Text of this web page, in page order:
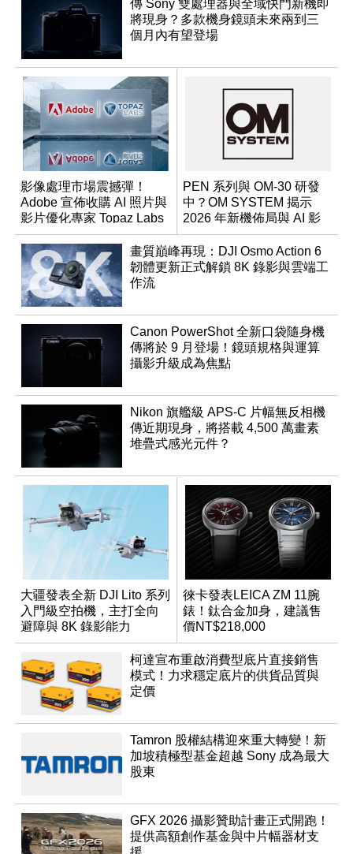
傳 Sony 雙處理器與全域快門新機即
將現身？多款機身鏡頭未來兩到三
個月內有望登場
影像處理市場震撼彈！
Adobe 宣佈收購 AI 照片與
影片優化專家 Topaz Labs
PEN 系列與 OM-30 研發
中？OM SYSTEM 揭示
2026 年新機佈局與 AI 影
像藍圖
畫質巔峰再現：DJI Osmo Action 6
韌體更新正式解鎖 8K 錄影與雲端工
作流
Canon PowerShot 全新口袋隨身機
傳將於 9 月登場！鏡頭規格與運算
攝影升級成為焦點
Nikon 旗艦級 APS-C 片幅無反相機
傳近期現身，將搭載 4,500 萬畫素
堆疊式感光元件？
大疆發表全新 DJI Lito 系列
入門級空拍機，主打全向
避障與 8K 錄影能力
徠卡發表LEICA ZM 11腕
錶！鈦合金加身，建議售
價NT$218,000
柯達宣布重啟消費型底片直接銷售
模式！力求穩定底片的供貨品質與
定價
Tamron 股權結構迎來重大轉變！新
加坡積極型基金超越 Sony 成為最大
股東
GFX 2026 攝影贊助計畫正式開跑！
提供高額創作基金與中片幅器材支